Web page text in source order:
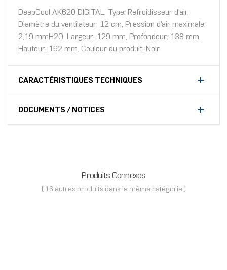
DeepCool AK620 DIGITAL. Type: Refroidisseur d'air,
Diamètre du ventilateur: 12 cm, Pression d'air maximale:
2,19 mmH2O. Largeur: 129 mm, Profondeur: 138 mm,
Hauteur: 162 mm. Couleur du produit: Noir
CARACTÉRISTIQUES TECHNIQUES
DOCUMENTS / NOTICES
Produits Connexes
( 16 autres produits dans la même catégorie )